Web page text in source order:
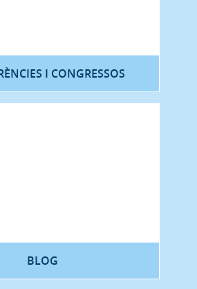
I CONGRESSOS
BLOG